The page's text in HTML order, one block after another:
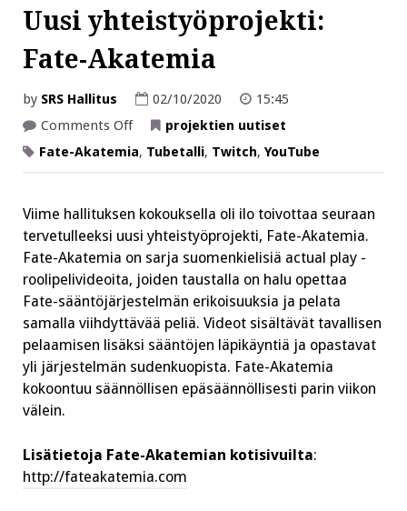
Uusi yhteistyöprojekti:
Fate-Akatemia
by SRS Hallitus 02/10/2020
15:45
Comments Offon
yhteistyöprojekti:
Fate-
projektien uutiset
Fate-Akatemia, Tubetalli, Twitch, YouTube
Viime hallituksen kokouksella oli ilo toivottaa seuraan
tervetulleeksi uusi yhteistyöprojekti, Fate-Akatemia.
Fate-Akatemia on sarja suomenkielisiä actual play -
roolipelivideoita, joiden taustalla on halu opettaa
Fate-sääntöjärjestelmän erikoisuuksia ja pelata
samalla viihdyttävää peliä. Videot sisältävät tavallisen
pelaamisen lisäksi sääntöjen läpikäyntiä ja opastavat
yli järjestelmän sudenkuopista. Fate-Akatemia
kokoontuu säännöllisen epäsäännöllisesti parin viikon
välein.
Lisätietoja Fate-Akatemian kotisivuilta:
http://fateakatemia.com